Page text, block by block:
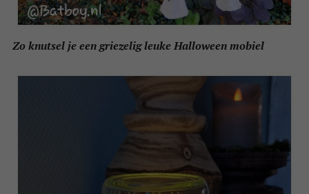
Zo knutsel je een griezelig leuke Halloween mobiel